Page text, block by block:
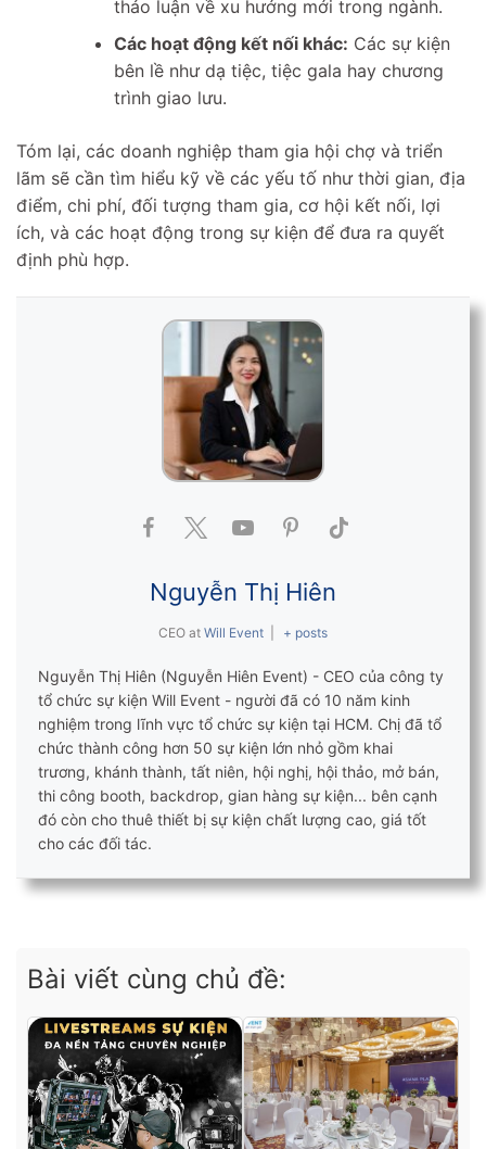
thảo luận về xu hướng mới trong ngành.
Các hoạt động kết nối khác: Các sự kiện
bên lề như dạ tiệc, tiệc gala hay chương
trình giao lưu.
Tóm lại, các doanh nghiệp tham gia hội chợ và triển
lãm sẽ cần tìm hiểu kỹ về các yếu tố như thời gian, địa
điểm, chi phí, đối tượng tham gia, cơ hội kết nối, lợi
ích, và các hoạt động trong sự kiện để đưa ra quyết
định phù hợp.
Nguyễn Thị Hiên
CEO at Will Event + posts
Nguyễn Thị Hiên (Nguyễn Hiên Event) - CEO của công ty
tổ chức sự kiện Will Event - người đã có 10 năm kinh
nghiệm trong lĩnh vực tổ chức sự kiện tại HCM. Chị đã tổ
chức thành công hơn 50 sự kiện lớn nhỏ gồm khai
trương, khánh thành, tất niên, hội nghị, hội thảo, mở bán,
thi công booth, backdrop, gian hàng sự kiện... bên cạnh
đó còn cho thuê thiết bị sự kiện chất lượng cao, giá tốt
cho các đối tác.
Bài viết cùng chủ đề: